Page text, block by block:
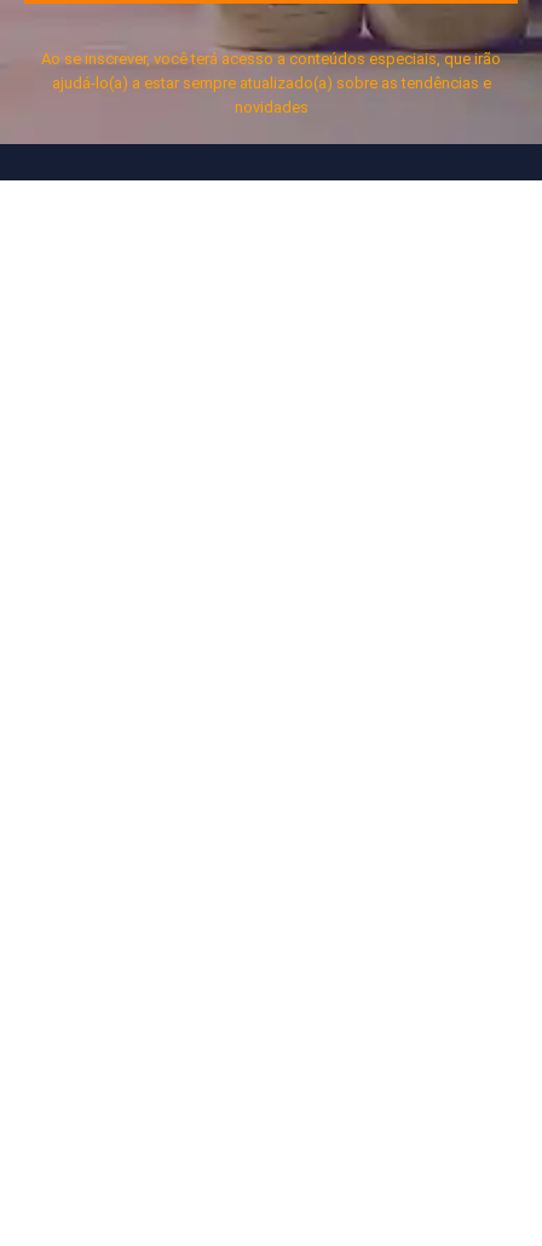
Ao se inscrever, você terá acesso a conteúdos especiais, que irão
ajudá-lo(a) a estar sempre atualizado(a) sobre as tendências e
novidades